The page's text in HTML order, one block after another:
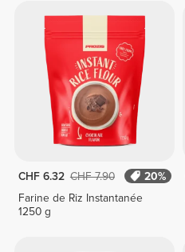
CHF 6.32 CHF 7.90
20%
Farine de Riz Instantanée
1250 g